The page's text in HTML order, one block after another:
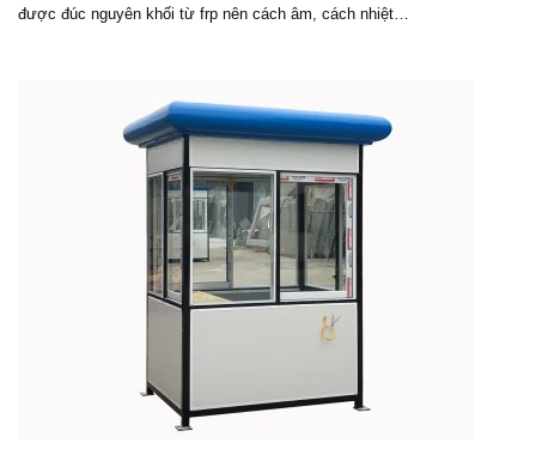
được đúc nguyên khối từ frp nên cách âm, cách nhiệt…